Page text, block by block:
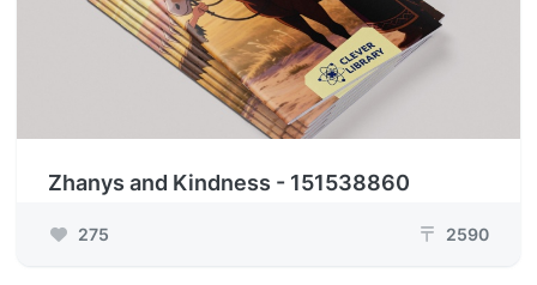
Zhanys and Kindness - 151538860
275 ₸ 2590